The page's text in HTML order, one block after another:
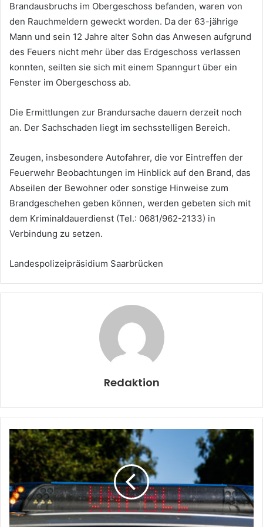
Brandausbruchs im Obergeschoss befanden, waren von
den Rauchmeldern geweckt worden. Da der 63-jährige
Mann und sein 12 Jahre alter Sohn das Anwesen aufgrund
des Feuers nicht mehr über das Erdgeschoss verlassen
konnten, seilten sie sich mit einem Spanngurt über ein
Fenster im Obergeschoss ab.
Die Ermittlungen zur Brandursache dauern derzeit noch
an. Der Sachschaden liegt im sechsstelligen Bereich.
Zeugen, insbesondere Autofahrer, die vor Eintreffen der
Feuerwehr Beobachtungen im Hinblick auf den Brand, das
Abseilen der Bewohner oder sonstige Hinweise zum
Brandgeschehen geben können, werden gebeten sich mit
dem Kriminaldauerdienst (Tel.: 0681/962-2133) in
Verbindung zu setzen.
Landespolizeipräsidium Saarbrücken
Redaktion